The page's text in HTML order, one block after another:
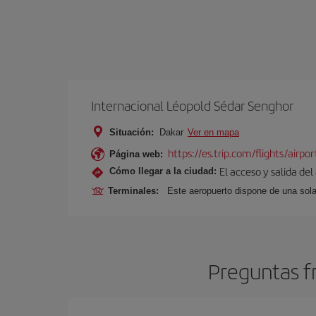
Internacional Léopold Sédar Senghor
Situación: Dakar Ver en mapa
Página web: https://es.trip.com/flights/
Cómo llegar a la ciudad: El acceso y salida
Terminales: Este aeropuerto dispone de una sola
Preguntas